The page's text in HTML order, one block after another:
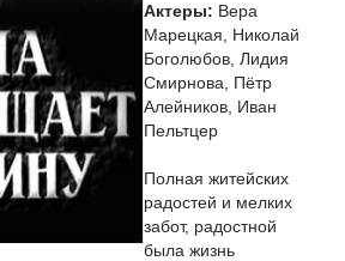
Актеры: Вера
Марецкая, Николай
Боголюбов, Лидия
Смирнова, Пётр
Алейников, Иван
Пельтцер
Полная житейских
радостей и мелких
забот, радостной
была жизнь